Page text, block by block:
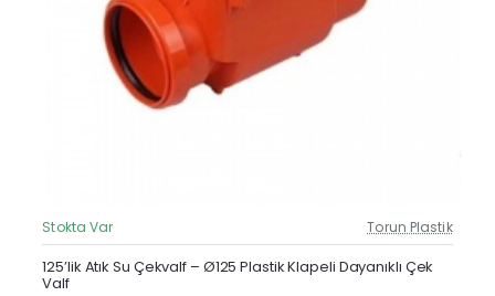
Güncel Fiyat
Stokta Var Torun Plastik
125’lik Atık Su Çekvalf – Ø125 Plastik Klapeli Dayanıklı Çek
Valf